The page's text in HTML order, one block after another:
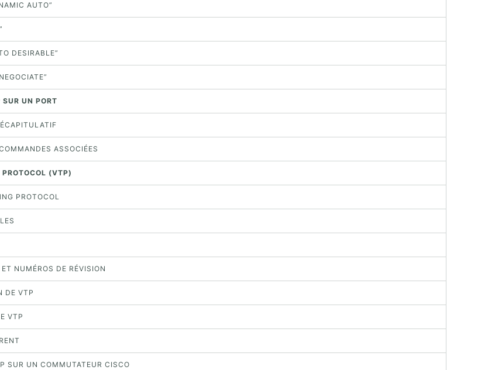
AUTO”
DESIRABLE”
UN PORT
ASSOCIÉES
(VTP)
PROTOCOL
NUMÉROS DE RÉVISION
DE VTP
VTP
SUR UN COMMUTATEUR CISCO